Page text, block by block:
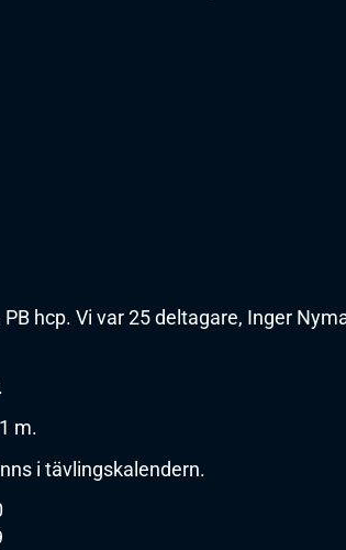
hcp. Vi var 25 deltagare, Inger
m.
i tävlingskalendern.